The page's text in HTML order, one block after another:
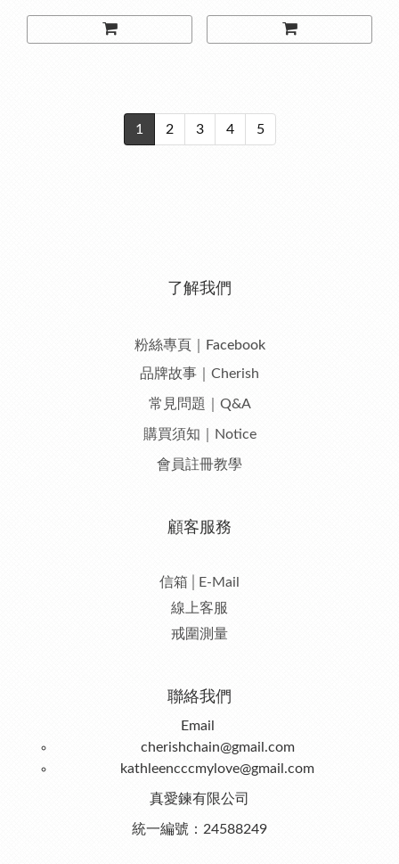
1 2 3 4 5
了解我們
粉絲專頁｜Facebook
品牌故事｜Cherish
常見問題｜Q&A
購買須知｜Notice
會員註冊教學
顧客服務
信箱│E-Mail
線上客服
戒圍測量
聯絡我們
Email
cherishchain@gmail.com
kathleencccmylove@gmail.com
真愛鍊有限公司
統一編號：24588249